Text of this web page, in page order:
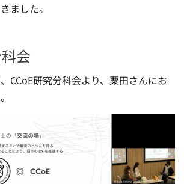
ました。
会
CCoE研究分科会より、粟田さんにお